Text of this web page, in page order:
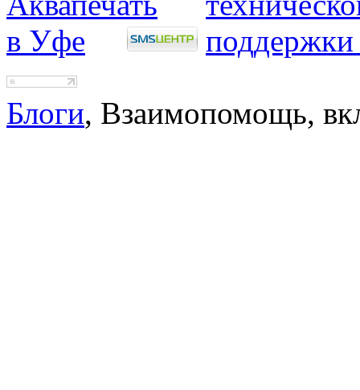
Блоги, Взаимопомощь,